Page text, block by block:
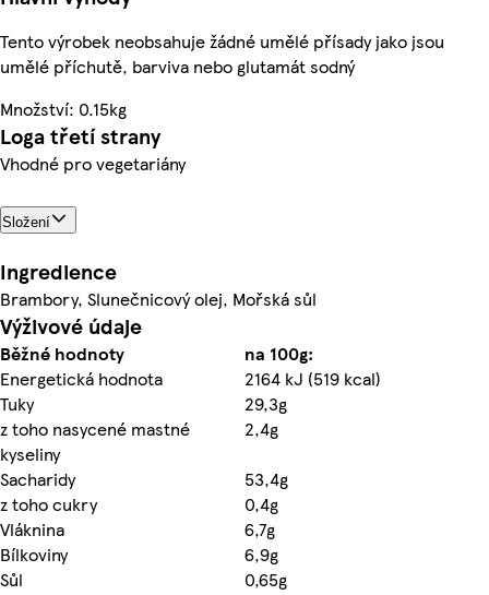
Tento výrobek neobsahuje žádné umělé přísady jako jsou
umělé příchutě, barviva nebo glutamát sodný
Množství: 0.15kg
Loga třetí strany
Vhodné pro vegetariány
Složení
Ingredience
Brambory, Slunečnicový olej, Mořská sůl
Výživové údaje
Běžné hodnoty
na 100g:
Energetická hodnota
2164 kJ (519 kcal)
Tuky
29,3g
z toho nasycené mastné
kyseliny
2,4g
Sacharidy
53,4g
z toho cukry
0,4g
Vláknina
6,7g
Bílkoviny
6,9g
Sůl
0,65g